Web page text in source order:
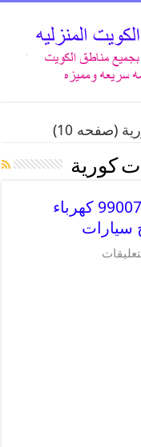
(صفحه 10)
كورية
بنشر متنقل | كراج النزهه 99007355 كهرباء
سيارات